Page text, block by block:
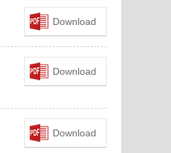
Download
Download
Download